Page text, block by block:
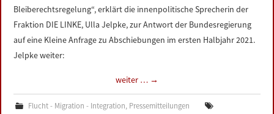
Bleiberechtsregelung“, erklärt die innenpolitische Sprecherin der
Fraktion DIE LINKE, Ulla Jelpke, zur Antwort der Bundesregierung
auf eine Kleine Anfrage zu Abschiebungen im ersten Halbjahr 2021.
Jelpke weiter:
weiter … →
Flucht - Migration - Integration, Pressemitteilungen